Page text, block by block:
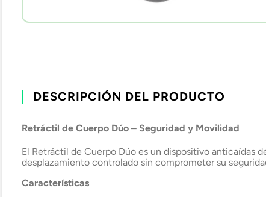
DESCRIPCIÓN DEL PRODUCTO
Retráctil de Cuerpo Dúo – Seguridad y Movilidad
El Retráctil de Cuerpo Dúo es un dispositivo anticaídas
desplazamiento controlado sin comprometer su
Características